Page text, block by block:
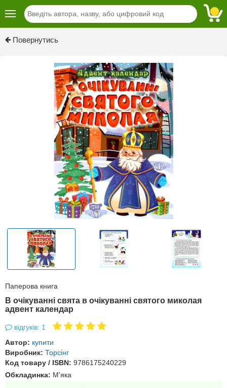
Повернутись
Паперова книга
В очікуванні свята в очікуванні святого миколая
адвент календар
відгуків: 1
Автор: купити
Виробник: Торсінг
Код товару / ISBN: 9786175240229
Обкладинка: М'яка